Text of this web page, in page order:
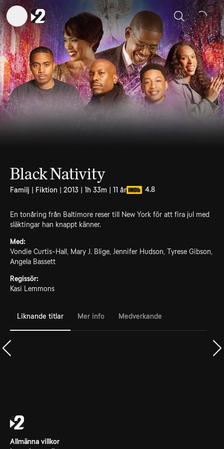
Sök
Black Nativity
Familj | Fiktion | 2013 | 1h 33m | 11 år 4.8
En tonåring från Baltimore reser till New York för att fira jul med
släktingar han knappt känner.
Med:
Vondie Curtis-Hall, Mary J. Blige, Jennifer Hudson, Tyrese Gibson,
Angela Bassett
Regissör:
Kasi Lemmons
Liknande titlar Mer info Medverkande
Allmänna villkor